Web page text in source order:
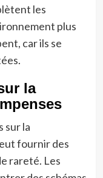
les
plus
car ils se
la
sur la
fournir des
rareté. Les